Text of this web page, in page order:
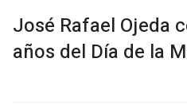
José Rafael Ojeda
años del Día de la